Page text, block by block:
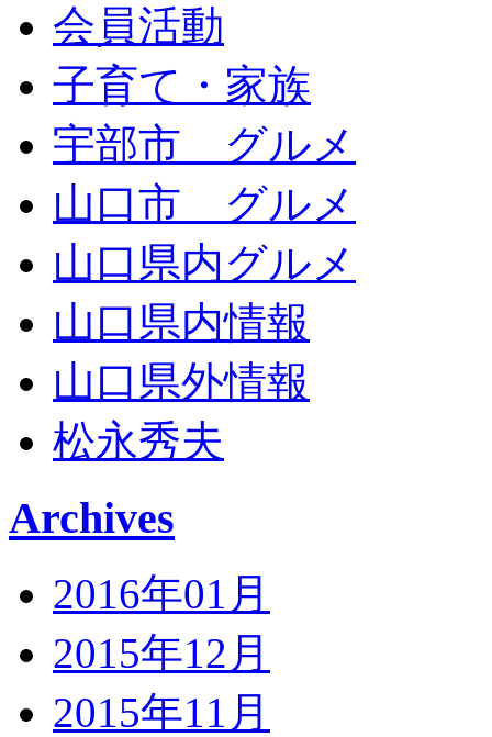
会員活動
子育て・家族
宇部市 グルメ
山口市 グルメ
山口県内グルメ
山口県内情報
山口県外情報
松永秀夫
Archives
2016年01月
2015年12月
2015年11月